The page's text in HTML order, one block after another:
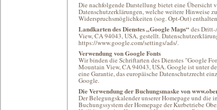
Die nachfolgende Darstellung bietet eine
Datenschutzerklärungen, welche weitere Hinweise
Widerspruchsmöglichkeiten (sog. Opt-Out)
Landkarten des Dienstes „Google Maps“ des Dritt-
View, CA 94043, USA, gestellt.
https://www.google.com/settings/ads/.
Verwendung von Google Fonts
Wir binden die Schriftarten des Dienstes "Google
Mountain View, CA 94043, USA. Google ist unter
eine Garantie, das europäische Datenschutzrecht
Google.
Die Verwendung der Buchungsmaske von
Der Belegungskalender unserer Homepage und die
Buchungssystem der Homepage der Kurbetriebe